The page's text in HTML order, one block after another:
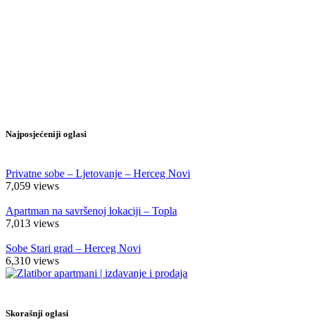
Najposjećeniji oglasi
Privatne sobe – Ljetovanje – Herceg Novi
7,059 views
Apartman na savršenoj lokaciji – Topla
7,013 views
Sobe Stari grad – Herceg Novi
6,310 views
Skorašnji oglasi